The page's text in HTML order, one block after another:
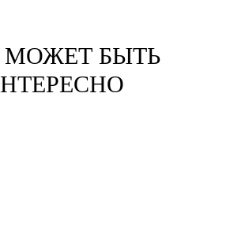
БЫТЬ